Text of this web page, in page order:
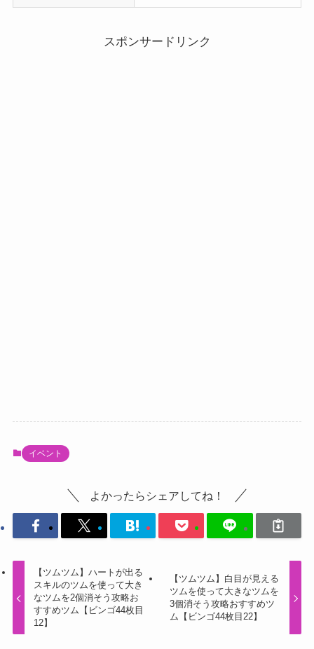
スポンサードリンク
イベント
よかったらシェアしてね！
【ツムツム】ハートが出る
スキルのツムを使って大き
なツムを2個消そう攻略お
すすめツム【ビンゴ44枚目
12】
【ツムツム】白目が見える
ツムを使って大きなツムを
3個消そう攻略おすすめツ
ム【ビンゴ44枚目22】